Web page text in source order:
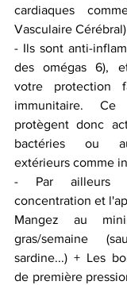
cardiaques
Vasculaire
- Ils sont anti-
des omégas 6),
votre protection
immunitaire.
protègent donc
bactéries ou
extérieurs comme
- Par ailleurs
concentration et
Mangez au
gras/semaine
sardine...) + Les
de première